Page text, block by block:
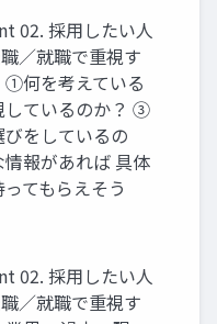
02. 採用したい人
／就職で重視す
①何を考えている
ているのか？ ③
をしているの
報があれば 具体
てもらえそう
02. 採用したい人
／就職で重視す